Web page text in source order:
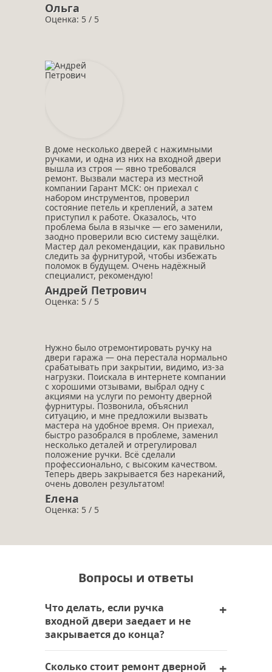
Ольга
Оценка: 5 / 5
В доме несколько дверей с нажимными
ручками, и одна из них на входной двери
вышла из строя — явно требовался
ремонт. Вызвали мастера из местной
компании Гарант МСК: он приехал с
набором инструментов, проверил
состояние петель и креплений, а затем
приступил к работе. Оказалось, что
проблема была в язычке — его заменили,
заодно проверили всю систему защёлки.
Мастер дал рекомендации, как правильно
следить за фурнитурой, чтобы избежать
поломок в будущем. Очень надёжный
специалист, рекомендую!
Андрей Петрович
Оценка: 5 / 5
Нужно было отремонтировать ручку на
двери гаража — она перестала нормально
срабатывать при закрытии, видимо, из‑за
нагрузки. Поискала в интернете компании
с хорошими отзывами, выбрал одну с
акциями на услуги по ремонту дверной
фурнитуры. Позвонила, объяснил
ситуацию, и мне предложили вызвать
мастера на удобное время. Он приехал,
быстро разобрался в проблеме, заменил
несколько деталей и отрегулировал
положение ручки. Всё сделали
профессионально, с высоким качеством.
Теперь дверь закрывается без нареканий,
очень доволен результатом!
Елена
Оценка: 5 / 5
Вопросы и ответы
Что делать, если ручка
входной двери заедает и не
закрывается до конца?
В таком случае лучше обратиться к
мастеру: он проведёт диагностику и
Сколько стоит ремонт дверной